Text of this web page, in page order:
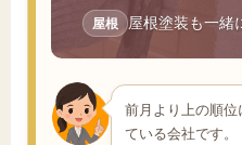
屋根 屋根塗装も一緒
前月より上の順
ている会社です